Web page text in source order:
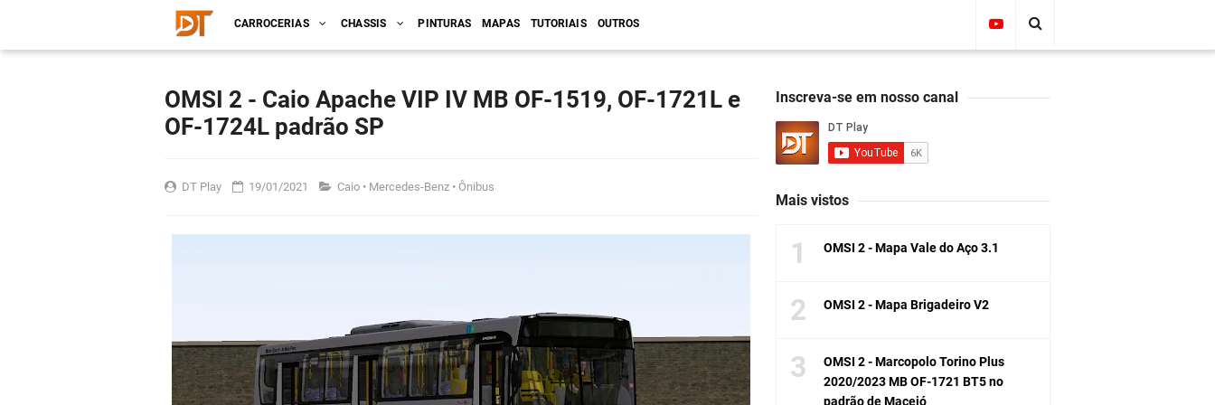
CARROCERIAS CHASSIS PINTURAS MAPAS TUTORIAIS OUTROS
OMSI 2 - Caio Apache VIP IV MB OF-1519, OF-1721L e
OF-1724L padrão SP
DT Play 19/01/2021 Caio • Mercedes-Benz • Ônibus
Inscreva-se em nosso canal
Mais vistos
OMSI 2 - Mapa Vale do Aço 3.1
OMSI 2 - Mapa Brigadeiro V2
OMSI 2 - Marcopolo Torino Plus
2020/2023 MB OF-1721 BT5 no
padrão de Maceió